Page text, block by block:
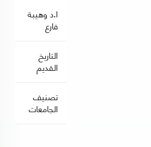
ا.د وهيبة
فارع
التاريخ
القديم
تصنيف
الجامعات